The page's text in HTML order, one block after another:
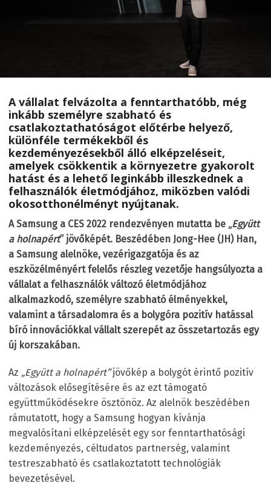
A vállalat felvázolta a fenntarthatóbb, még
inkább személyre szabható és
csatlakoztathatóságot előtérbe helyező,
különféle termékekből és
kezdeményezésekből álló elképzeléseit,
amelyek csökkentik a környezetre gyakorolt
hatást és a lehető leginkább illeszkednek a
felhasználók életmódjához, miközben valódi
okosotthonélményt nyújtanak.
A Samsung a CES 2022 rendezvényen mutatta be „Együtt
a holnapért” jövőképét. Beszédében Jong-Hee (JH) Han,
a Samsung alelnöke, vezérigazgatója és az
eszközélményért felelős részleg vezetője hangsúlyozta a
vállalat a felhasználók változó életmódjához
alkalmazkodó, személyre szabható élményekkel,
valamint a társadalomra és a bolygóra pozitív hatással
bíró innovációkkal vállalt szerepét az összetartozás egy
új korszakában.
Az „Együtt a holnapért”jövőkép a bolygót érintő pozitív
változások elősegítésére és az ezt támogató
együttműködésekre ösztönöz. Az alelnök beszédében
rámutatott, hogy a Samsung hogyan kívánja
megvalósítani elképzelését egy sor fenntarthatósági
kezdeményezés, céltudatos partnerség, valamint
testreszabható és csatlakoztatott technológiák
bevezetésével.